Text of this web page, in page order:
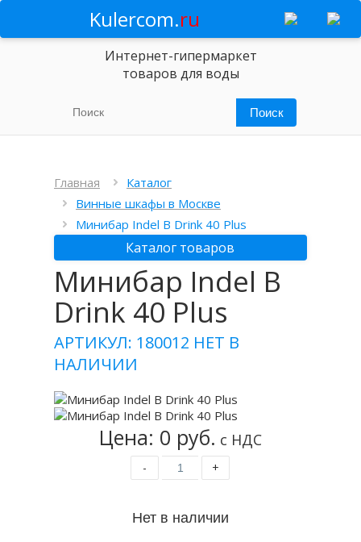
Kulercom.ru
Интернет-гипермаркет
товаров для воды
Главная
Каталог
Винные шкафы в Москве
Минибар Indel B Drink 40 Plus
Каталог товаров
Минибар Indel B
Drink 40 Plus
АРТИКУЛ: 180012 НЕТ В
НАЛИЧИИ
Цена: 0 руб. с НДС
- +